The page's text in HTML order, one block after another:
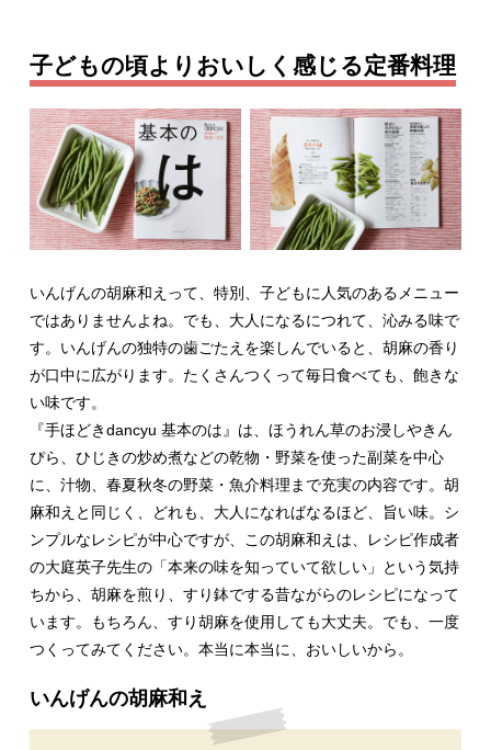
子どもの頃よりおいしく感じる定番料理
いんげんの胡麻和えって、特別、子どもに人気のあるメニュー
ではありませんよね。でも、大人になるにつれて、沁みる味で
す。いんげんの独特の歯ごたえを楽しんでいると、胡麻の香り
が口中に広がります。たくさんつくって毎日食べても、飽きな
い味です。
『手ほどきdancyu 基本のは』は、ほうれん草のお浸しやきん
ぴら、ひじきの炒め煮などの乾物・野菜を使った副菜を中心
に、汁物、春夏秋冬の野菜・魚介料理まで充実の内容です。胡
麻和えと同じく、どれも、大人になればなるほど、旨い味。シ
ンプルなレシピが中心ですが、この胡麻和えは、レシピ作成者
の大庭英子先生の「本来の味を知っていて欲しい」という気持
ちから、胡麻を煎り、すり鉢でする昔ながらのレシピになって
います。もちろん、すり胡麻を使用しても大丈夫。でも、一度
つくってみてください。本当に本当に、おいしいから。
いんげんの胡麻和え